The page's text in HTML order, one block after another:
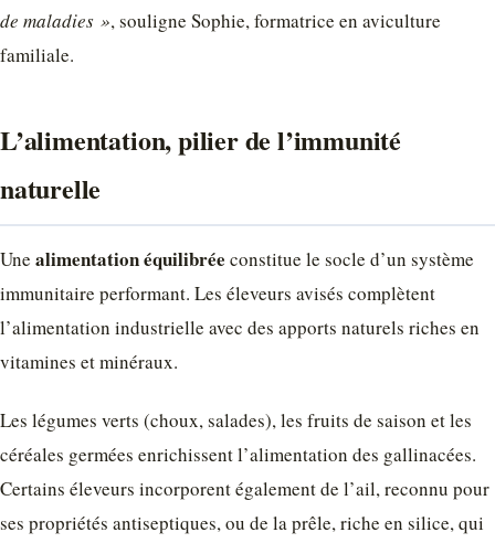
de maladies », souligne Sophie, formatrice en aviculture
familiale.
L’alimentation, pilier de l’immunité
naturelle
Une alimentation équilibrée constitue le socle d’un système
immunitaire performant. Les éleveurs avisés complètent
l’alimentation industrielle avec des apports naturels riches en
vitamines et minéraux.
Les légumes verts (choux, salades), les fruits de saison et les
céréales germées enrichissent l’alimentation des gallinacées.
Certains éleveurs incorporent également de l’ail, reconnu pour
ses propriétés antiseptiques, ou de la prêle, riche en silice, qui